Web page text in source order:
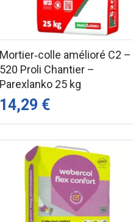
Mortier‑colle amélioré C2 –
520 Proli Chantier –
Parexlanko 25 kg
14,29 €